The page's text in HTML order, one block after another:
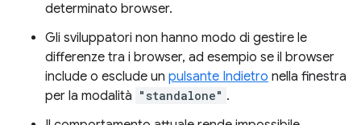
determinato browser.
Gli sviluppatori non hanno modo di gestire le
differenze tra i browser, ad esempio se il browser
include o esclude un pulsante Indietro nella finestra
per la modalità "standalone" .